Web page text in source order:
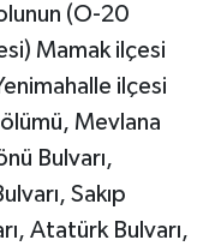
(O-20
Mamak ilçesi
ilçesi
Mevlana
Bulvarı,
Sakıp
Atatürk Bulvarı,